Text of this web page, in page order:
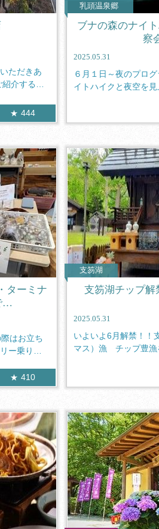
ただきあ
介するの
444
乳頭温泉郷
ブナの森のナイ
察
2025.05.31
６月１日～夜のプロ
イトハイクと夜空を見
ターミナ
…
はお立ち
ー乗り場
410
支笏湖
支笏湖チップ解
2025.05.31
いよいよ6月解禁！！
マス）漁 チップ豊漁